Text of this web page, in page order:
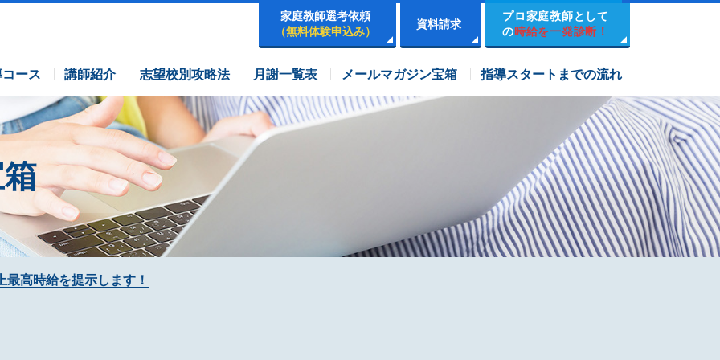
家庭教師選考依頼
（無料体験申込み）
資料請求
プロ家庭教師として
の時給を一発診断！
ース
四谷大塚コース 市進学院コース
ース 講師紹介 志望校別攻略法 月謝一覧表 メールマガジン宝箱 指導スタートまでの流れ
高時給を提示します！